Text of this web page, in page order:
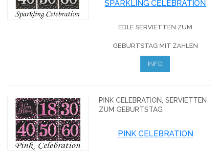
SPARKLING CELEBRATION
EDLE SERVIETTEN ZUM
GEBURTSTAG MIT ZAHLEN
INFO
PINK CELEBRATION, SERVIETTEN
ZUM GEBURTSTAG
PINK CELEBRATION